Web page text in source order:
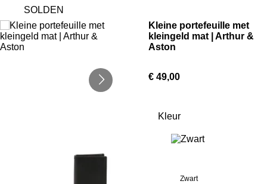
SOLDEN
Kleine portefeuille met
kleingeld mat | Arthur &
Aston
€ 49,00
Kleur
Zwart